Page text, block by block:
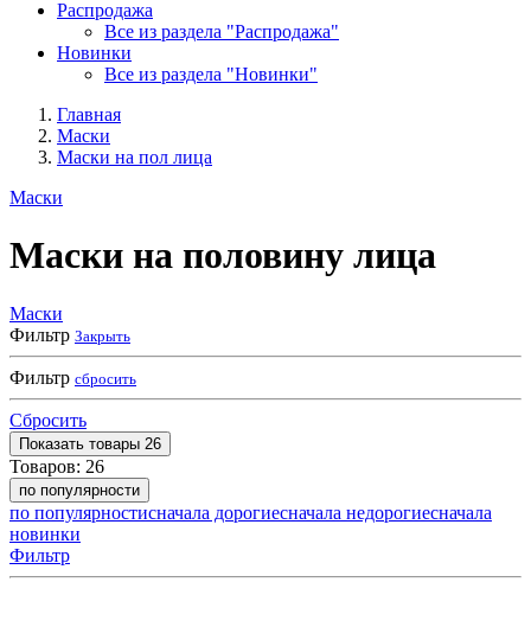
Распродажа
Все из раздела "Распродажа"
Новинки
Все из раздела "Новинки"
Главная
Маски
Маски на пол лица
Маски
Маски на половину лица
Маски
Фильтр Закрыть
Фильтр сбросить
Сбросить
Показать товары 26
Товаров: 26
по популярности
по популярностисначала дорогиесначала недорогиесначала
новинки
Фильтр